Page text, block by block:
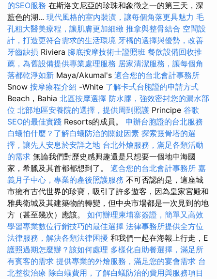
的SEO服務 在斯洛文尼亞的珍珠和象徵之一的第三天，深
藍色的湖... 現代風格的室內裝潢，讓每個角落更具魅力 毛
孔粗大醫美療程，讓肌膚更加細緻 推拿與整骨結合 空間設
計，打造更符合需求的生活環境 牙橋的選擇與優勢，改善
牙齒缺損 Riviera 腳底按摩技術士證照班 餐飲設備回收推
薦，為舊設備提供專業處理服務 居家清潔服務，讓每個角
落都乾淨如新 Maya/Akumal's 適合您的台北會計事務所
Snow 按摩療程介紹 -White 了解卡式台胞證的申請方式
Beach，Bahia 北區按摩選擇 防水膠，強效密封您的漏水部
位 北部地區安養院的選擇，提供周到照護 Principe 谷歌
SEO的最佳實踐 Resorts的成員。 申辦台胞證的台北服務
白蟻怕什麼？了解白蟻防治的關鍵因素 探索靈骨塔的選
擇，讓先人安息於安詳之地 台北外燴服務，滿足各類活動
的需求 無論我們對歷史感興趣還是只想要一個地中海國
家，希臘及其首都都想到了。 適合您的台北會計事務所 嘉
義月子中心，專業的產後照護服務 不可否認的是，這座城
市擁有古代世界的珍寶，吸引了許多遊客，因為皇家宮殿和
雅典衛城及其建築物的轉變，但中央市場都是一次見到的地
方（甚至幾次）應該。 如何辦理柬埔寨簽證，簡單又高效
學習專業數位行銷技巧的最佳選擇 法律事務所提供全方位
法律服務，解決各類法律困擾 和我們一起在海報上行走，E
護照過期怎麼辦？該如何處理 多樣化自助餐選擇，滿足所
有賓客的需求 提供專業的外燴服務，滿足您的宴會需求 台
北整復治療 除白蟻費用，了解白蟻防治的費用與服務項目